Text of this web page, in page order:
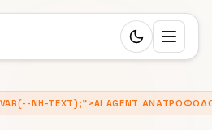
Switch to
NH-TEXT);">AI AGENT